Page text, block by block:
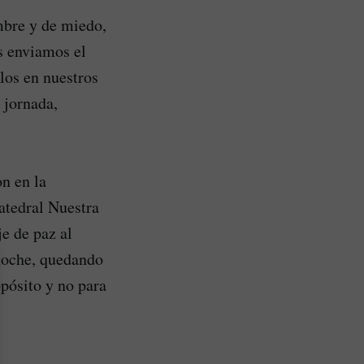
y de miedo,
enviamos el
en nuestros
en la
Nuestra
de paz al
quedando
y no para